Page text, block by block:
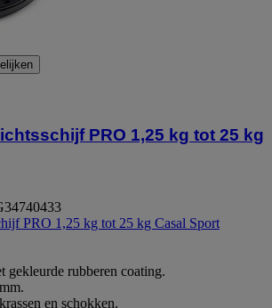
PRO 1,25 kg tot 25 kg
PRO 1,25 kg tot 25 kg Casal Sport
gekleurde rubberen coating.
en schokken.